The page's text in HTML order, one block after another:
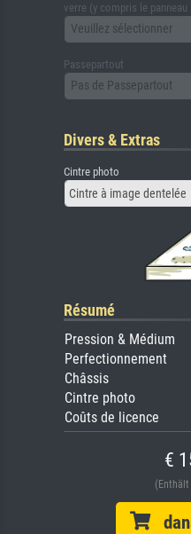
verre (y compris le panneau
Veuillez sélectionner
Passepartout
Pas de Passepartout
Divers & Extras
Cintre photo
Cintre à image dentelée
Résumé
Pression & Médium
Perfectionnement
Châssis
Cintre photo
Coûts de licence
€
(Enthält